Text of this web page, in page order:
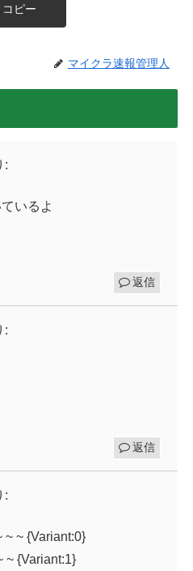
コピー
マイクラ速報管理人
:
いるよ
返信
:
返信
:
~ ~ {Variant:0}
~ {Variant:1}